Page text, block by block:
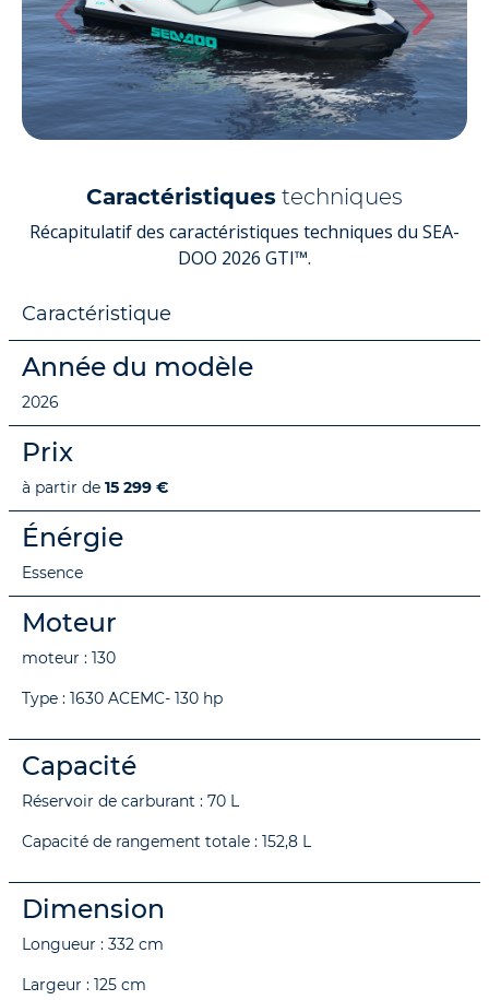
Caractéristiques techniques
Récapitulatif des caractéristiques techniques du SEA-
DOO 2026 GTI™.
Caractéristique
Année du modèle
2026
Prix
à partir de 15 299 €
Énérgie
Essence
Moteur
moteur : 130
Type : 1630 ACEMC- 130 hp
Capacité
Réservoir de carburant : 70 L
Capacité de rangement totale : 152,8 L
Dimension
Longueur : 332 cm
Largeur : 125 cm